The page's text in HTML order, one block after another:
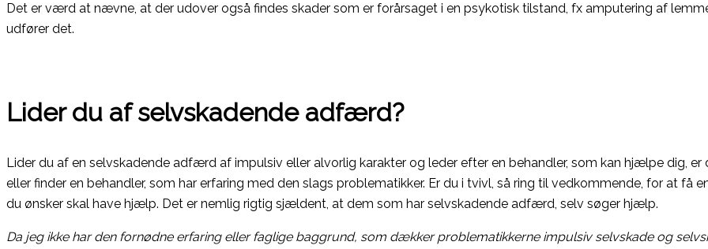
Det er værd at nævne, at der udover også findes skader som er forårsaget i en psykotisk tilstand, fx amputering af
udfører det.
Lider du af selvskadende adfærd?
Lider du af en selvskadende adfærd af impulsiv eller alvorlig karakter og leder efter en behandler, som kan hjælpe dig,
eller finder en behandler, som har erfaring med den slags problematikker. Er du i tvivl, så ring til vedkommende, for at få
du ønsker skal have hjælp. Det er nemlig rigtig sjældent, at dem som har selvskadende adfærd, selv søger hjælp.
Da jeg ikke har den fornødne erfaring eller faglige baggrund, som dækker problematikkerne impulsiv selvskade og